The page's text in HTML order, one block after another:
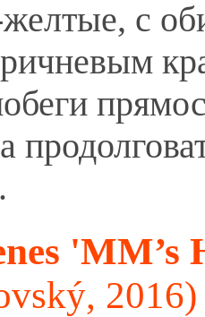
желтые, с
'MM’s
2016)